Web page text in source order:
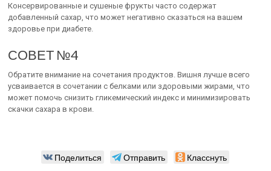
Консервированные и сушеные фрукты часто содержат
добавленный сахар, что может негативно сказаться на вашем
здоровье при диабете.
СОВЕТ №4
Обратите внимание на сочетания продуктов. Вишня лучше всего
усваивается в сочетании с белками или здоровыми жирами, что
может помочь снизить гликемический индекс и минимизировать
скачки сахара в крови.
Поделиться Отправить Класснуть